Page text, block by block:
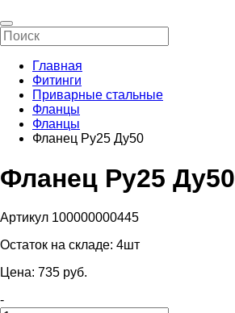
Главная
Фитинги
Приварные стальные
Фланцы
Фланцы
Фланец Ру25 Ду50
Фланец Ру25 Ду50
Артикул 100000000445
Остаток на складе: 4шт
Цена: 735 pуб.
-